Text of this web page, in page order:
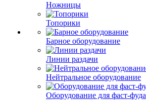
Ножницы
Топорики
Барное оборудование
Линии раздачи
Нейтральное оборудование
Оборудование для фаст-фуда